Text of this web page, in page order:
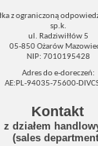
z ograniczoną
sp.k.
ul. Radziwiłłów 5
05-850 Ożarów
NIP: 7010195428
Adres do e-doreczeń:
AE:PL-94035-75600-
Kontakt
z działem
(sales